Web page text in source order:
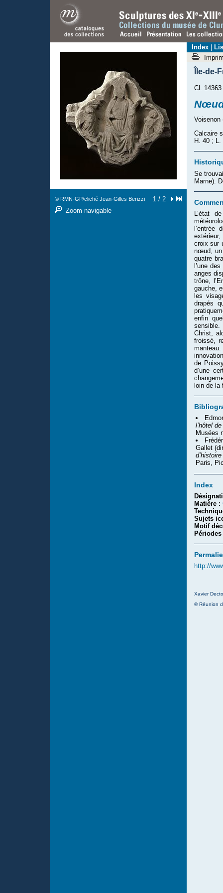
Île-de-
Cl. 14363
Voisenon
Calcaire
H. 40 ; L.
Se
Marne).
L’état
l’entrée
croix sur
nœud, un
quatre
l’une
anges
trône,
gauche,
les
drapés
enfin
sensible.
Christ,
froissé,
de
d’une
loin de la
l’hôtel
Musées
Gallet
Paris,
Index
Matière :
Sujets
Motif
http://
Xavier
© Réunion
1 / 2
© RMN-GP/cliché Jean-Gilles Berizzi
Zoom navigable
Index